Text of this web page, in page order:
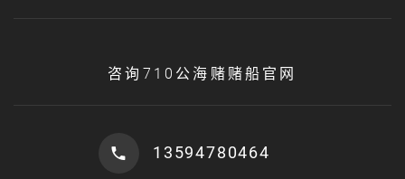
咨询710公海赌赌船官网
13594780464